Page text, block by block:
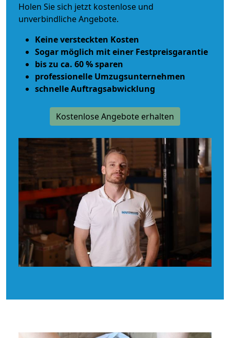
Holen Sie sich jetzt kostenlose und
unverbindliche Angebote.
Keine versteckten Kosten
Sogar möglich mit einer Festpreisgarantie
bis zu ca. 60 % sparen
professionelle Umzugsunternehmen
schnelle Auftragsabwicklung
Kostenlose Angebote erhalten